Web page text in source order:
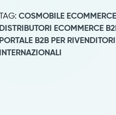
TAG: COSMOBILE
DISTRIBUTORI
ECOMMERCE
PORTALE B2B PER RIVENDITORI
INTERNAZIONALI